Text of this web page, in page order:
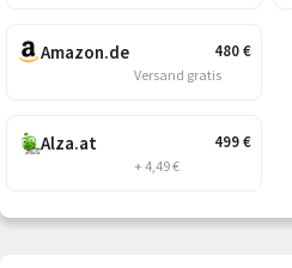
480€
Amazon.de
Versand gratis
499€
Alza.at
+ 4,49 €